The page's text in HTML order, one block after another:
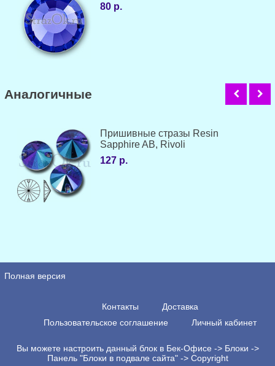
80 р.
Аналогичные
Пришивные стразы Resin
Sapphire AB, Rivoli
127 р.
Полная версия
Контакты
Доставка
Пользовательское соглашение
Личный кабинет
Вы можете настроить данный блок в Бек-Офисе -> Блоки ->
Панель "Блоки в подвале сайта" -> Copyright